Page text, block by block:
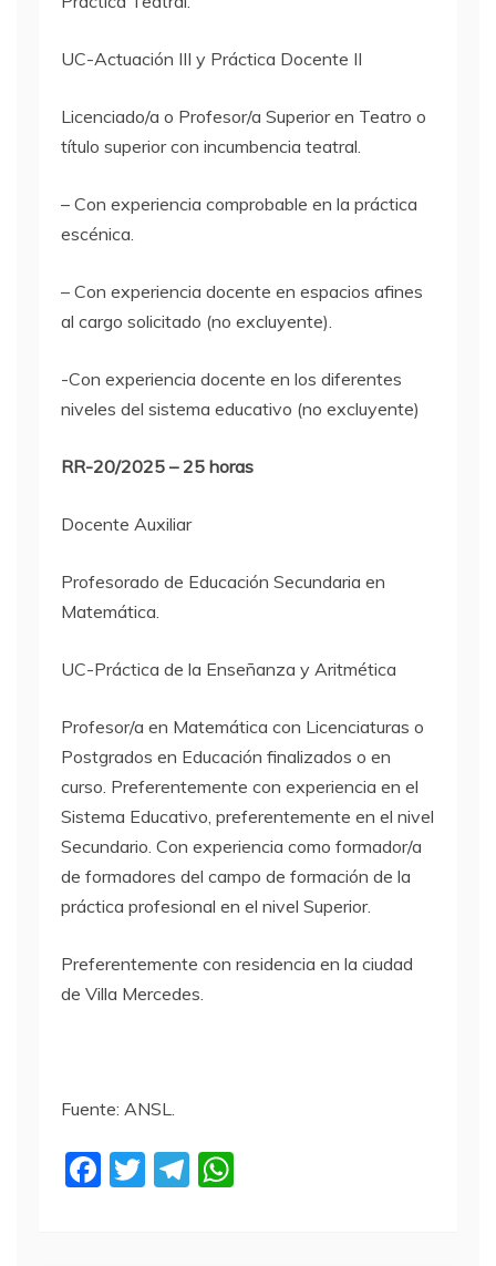
UC-Actuación III y Práctica Docente II
Licenciado/a o Profesor/a Superior en Teatro o
título superior con incumbencia teatral.
– Con experiencia comprobable en la práctica
escénica.
– Con experiencia docente en espacios afines
al cargo solicitado (no excluyente).
-Con experiencia docente en los diferentes
niveles del sistema educativo (no excluyente)
RR-20/2025 – 25 horas
Docente Auxiliar
Profesorado de Educación Secundaria en
Matemática.
UC-Práctica de la Enseñanza y Aritmética
Profesor/a en Matemática con Licenciaturas o
Postgrados en Educación finalizados o en
curso. Preferentemente con experiencia en el
Sistema Educativo, preferentemente en el nivel
Secundario. Con experiencia como formador/a
de formadores del campo de formación de la
práctica profesional en el nivel Superior.
Preferentemente con residencia en la ciudad
de Villa Mercedes.
Fuente: ANSL.
F
T
T